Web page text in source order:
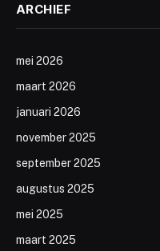
ARCHIEF
mei 2026
maart 2026
januari 2026
november 2025
september 2025
augustus 2025
mei 2025
maart 2025